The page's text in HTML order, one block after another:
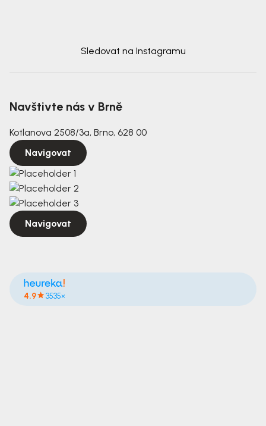
Sledovat na Instagramu
Navštivte nás v Brně
Kotlanova 2508/3a, Brno, 628 00
Navigovat
Navigovat
4.9 3535×